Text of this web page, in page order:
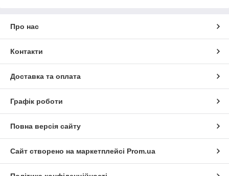
Про нас
Контакти
Доставка та оплата
Графік роботи
Повна версія сайту
Сайт створено на маркетплейсі Prom.ua